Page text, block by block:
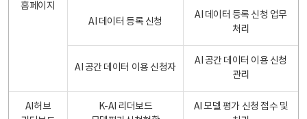
홈페이지
AI 데이터 등록 신청
AI 데이터 등록 신청 업무
처리
AI 공간 데이터 이용 신청자
AI 공간 데이터 이용 신청
관리
AI허브
K-AI 리더보드
AI 모델 평가 신청 접수 및